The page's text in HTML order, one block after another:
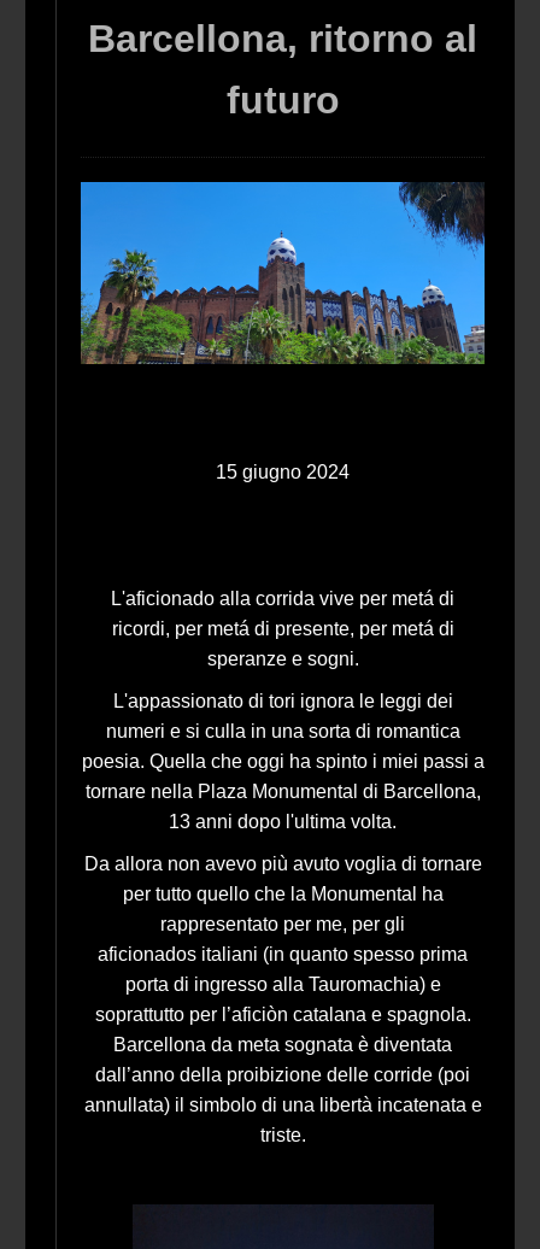
Barcellona, ritorno al
futuro
15 giugno 2024
L'aficionado alla corrida vive per metá di
ricordi, per metá di presente, per metá di
speranze e sogni.
L'appassionato di tori ignora le leggi dei
numeri e si culla in una sorta di romantica
poesia. Quella che oggi ha spinto i miei passi a
tornare nella Plaza Monumental di Barcellona,
13 anni dopo l'ultima volta.
Da allora non avevo più avuto voglia di tornare
per tutto quello che la Monumental ha
rappresentato per me, per gli
aficionados italiani (in quanto spesso prima
porta di ingresso alla Tauromachia) e
soprattutto per l’aficiòn catalana e spagnola.
Barcellona da meta sognata è diventata
dall’anno della proibizione delle corride (poi
annullata) il simbolo di una libertà incatenata e
triste.